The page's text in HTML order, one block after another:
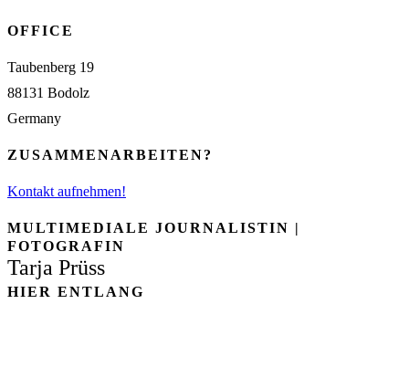
OFFICE
Taubenberg 19
88131 Bodolz
Germany
ZUSAMMENARBEITEN?
Kontakt aufnehmen!
MULTIMEDIALE JOURNALISTIN |
FOTOGRAFIN
Tarja Prüss
HIER ENTLANG